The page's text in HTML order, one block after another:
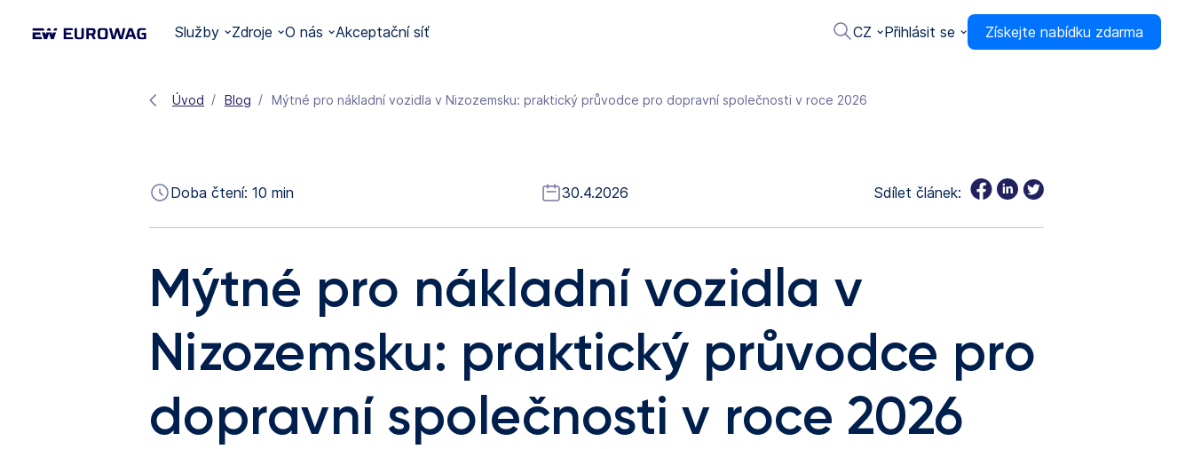
Služby Zdroje O nás Akceptační síť CZ Přihlásit se Získejte nabídku zdarma
Úvod Blog Mýtné pro nákladní vozidla v Nizozemsku: praktický průvodce pro dopravní společnosti v roce 2026
Doba čtení: 10 min 30.4.2026 Sdílet článek:
Mýtné pro nákladní vozidla v
Nizozemsku: praktický průvodce pro
dopravní společnosti v roce 2026